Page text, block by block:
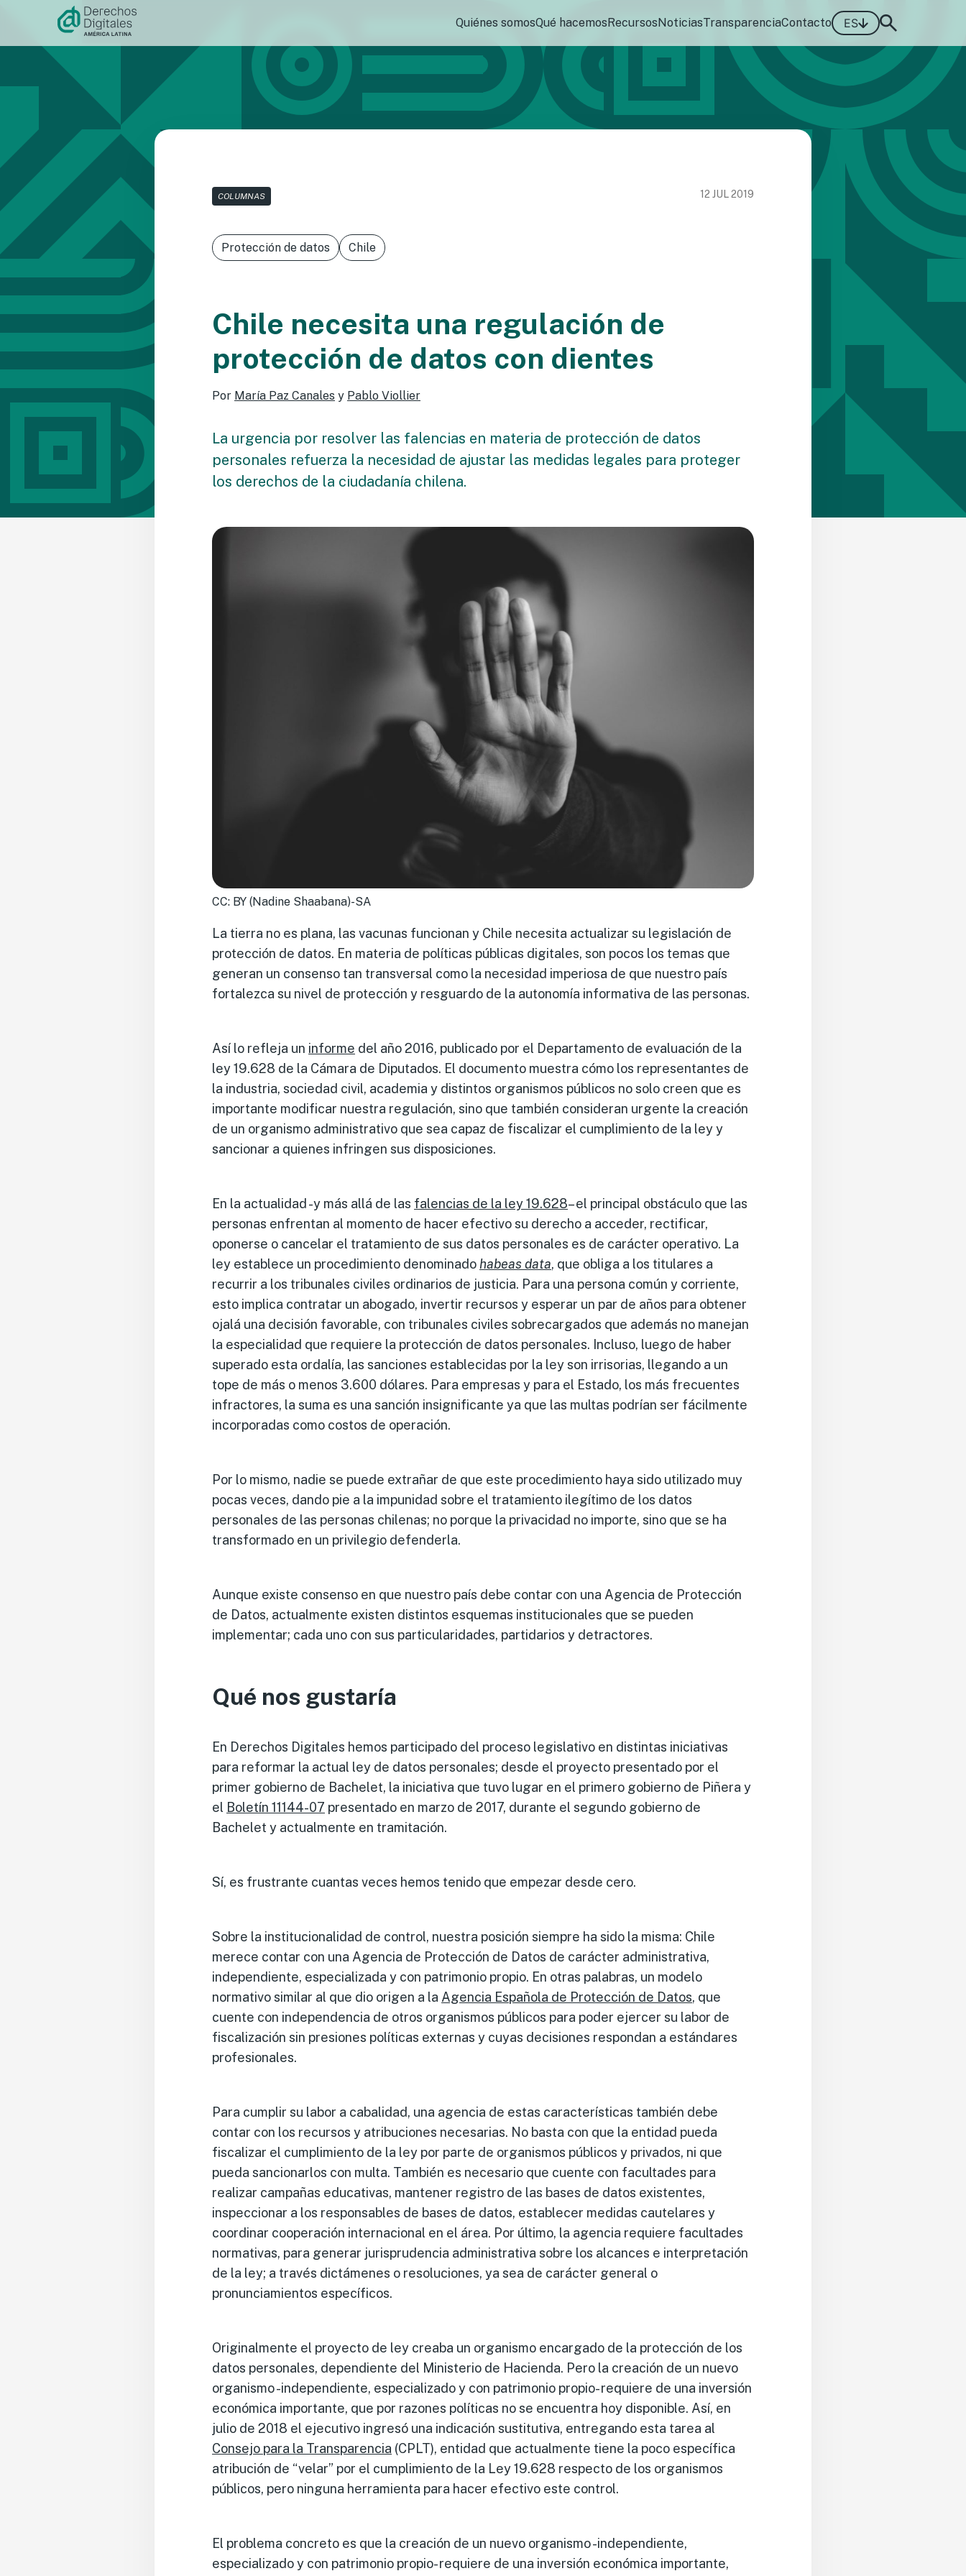
contenido
Quiénes somosQué hacemosRecursosNoticiasTransparenciaContacto ES
COLUMNAS 12 JUL 2019
Protección de datos Chile
Chile necesita una regulación de
protección de datos con dientes
Por María Paz Canales y Pablo Viollier
La urgencia por resolver las falencias en materia de protección de datos
personales refuerza la necesidad de ajustar las medidas legales para proteger
los derechos de la ciudadanía chilena.
CC: BY (Nadine Shaabana)-SA
La tierra no es plana, las vacunas funcionan y Chile necesita actualizar su legislación de
protección de datos. En materia de políticas públicas digitales, son pocos los temas que
generan un consenso tan transversal como la necesidad imperiosa de que nuestro país
fortalezca su nivel de protección y resguardo de la autonomía informativa de las personas.
Así lo refleja un informe del año 2016, publicado por el Departamento de evaluación de la
ley 19.628 de la Cámara de Diputados. El documento muestra cómo los representantes de
la industria, sociedad civil, academia y distintos organismos públicos no solo creen que es
importante modificar nuestra regulación, sino que también consideran urgente la creación
de un organismo administrativo que sea capaz de fiscalizar el cumplimiento de la ley y
sancionar a quienes infringen sus disposiciones.
En la actualidad -y más allá de las falencias de la ley 19.628– el principal obstáculo que las
personas enfrentan al momento de hacer efectivo su derecho a acceder, rectificar,
oponerse o cancelar el tratamiento de sus datos personales es de carácter operativo. La
ley establece un procedimiento denominado habeas data, que obliga a los titulares a
recurrir a los tribunales civiles ordinarios de justicia. Para una persona común y corriente,
esto implica contratar un abogado, invertir recursos y esperar un par de años para obtener
ojalá una decisión favorable, con tribunales civiles sobrecargados que además no manejan
la especialidad que requiere la protección de datos personales. Incluso, luego de haber
superado esta ordalía, las sanciones establecidas por la ley son irrisorias, llegando a un
tope de más o menos 3.600 dólares. Para empresas y para el Estado, los más frecuentes
infractores, la suma es una sanción insignificante ya que las multas podrían ser fácilmente
incorporadas como costos de operación.
Por lo mismo, nadie se puede extrañar de que este procedimiento haya sido utilizado muy
pocas veces, dando pie a la impunidad sobre el tratamiento ilegítimo de los datos
personales de las personas chilenas; no porque la privacidad no importe, sino que se ha
transformado en un privilegio defenderla.
Aunque existe consenso en que nuestro país debe contar con una Agencia de Protección
de Datos, actualmente existen distintos esquemas institucionales que se pueden
implementar; cada uno con sus particularidades, partidarios y detractores.
Qué nos gustaría
En Derechos Digitales hemos participado del proceso legislativo en distintas iniciativas
para reformar la actual ley de datos personales; desde el proyecto presentado por el
primer gobierno de Bachelet, la iniciativa que tuvo lugar en el primero gobierno de Piñera y
el Boletín 11144-07 presentado en marzo de 2017, durante el segundo gobierno de
Bachelet y actualmente en tramitación.
Sí, es frustrante cuantas veces hemos tenido que empezar desde cero.
Sobre la institucionalidad de control, nuestra posición siempre ha sido la misma: Chile
merece contar con una Agencia de Protección de Datos de carácter administrativa,
independiente, especializada y con patrimonio propio. En otras palabras, un modelo
normativo similar al que dio origen a la Agencia Española de Protección de Datos, que
cuente con independencia de otros organismos públicos para poder ejercer su labor de
fiscalización sin presiones políticas externas y cuyas decisiones respondan a estándares
profesionales.
Para cumplir su labor a cabalidad, una agencia de estas características también debe
contar con los recursos y atribuciones necesarias. No basta con que la entidad pueda
fiscalizar el cumplimiento de la ley por parte de organismos públicos y privados, ni que
pueda sancionarlos con multa. También es necesario que cuente con facultades para
realizar campañas educativas, mantener registro de las bases de datos existentes,
inspeccionar a los responsables de bases de datos, establecer medidas cautelares y
coordinar cooperación internacional en el área. Por último, la agencia requiere facultades
normativas, para generar jurisprudencia administrativa sobre los alcances e interpretación
de la ley; a través dictámenes o resoluciones, ya sea de carácter general o
pronunciamientos específicos.
Originalmente el proyecto de ley creaba un organismo encargado de la protección de los
datos personales, dependiente del Ministerio de Hacienda. Pero la creación de un nuevo
organismo -independiente, especializado y con patrimonio propio- requiere de una inversión
económica importante, que por razones políticas no se encuentra hoy disponible. Así, en
julio de 2018 el ejecutivo ingresó una indicación sustitutiva, entregando esta tarea al
Consejo para la Transparencia (CPLT), entidad que actualmente tiene la poco específica
atribución de “velar” por el cumplimiento de la Ley 19.628 respecto de los organismos
públicos, pero ninguna herramienta para hacer efectivo este control.
El problema concreto es que la creación de un nuevo organismo -independiente,
especializado y con patrimonio propio- requiere de una inversión económica importante,